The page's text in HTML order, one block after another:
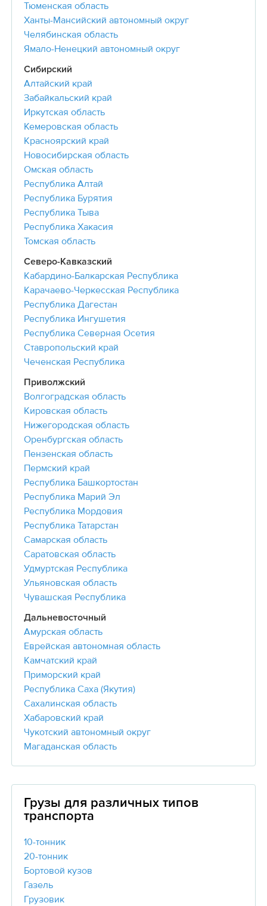
Тюменская область
Ханты-Мансийский автономный округ
Челябинская область
Ямало-Ненецкий автономный округ
Сибирский
Алтайский край
Забайкальский край
Иркутская область
Кемеровская область
Красноярский край
Новосибирская область
Омская область
Республика Алтай
Республика Бурятия
Республика Тыва
Республика Хакасия
Томская область
Северо-Кавказский
Кабардино-Балкарская Республика
Карачаево-Черкесская Республика
Республика Дагестан
Республика Ингушетия
Республика Северная Осетия
Ставропольский край
Чеченская Республика
Приволжский
Волгоградская область
Кировская область
Нижегородская область
Оренбургская область
Пензенская область
Пермский край
Республика Башкортостан
Республика Марий Эл
Республика Мордовия
Республика Татарстан
Самарская область
Саратовская область
Удмуртская Республика
Ульяновская область
Чувашская Республика
Дальневосточный
Амурская область
Еврейская автономная область
Камчатский край
Приморский край
Республика Саха (Якутия)
Сахалинская область
Хабаровский край
Чукотский автономный округ
Магаданская область
Грузы для различных типов
транспорта
10-тонник
20-тонник
Бортовой кузов
Газель
Грузовик